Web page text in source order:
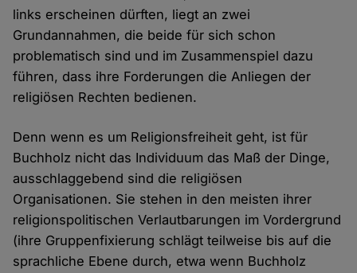
links erscheinen dürften, liegt an zwei
Grundannahmen, die beide für sich schon
problematisch sind und im Zusammenspiel dazu
führen, dass ihre Forderungen die Anliegen der
religiösen Rechten bedienen.
Denn wenn es um Religionsfreiheit geht, ist für
Buchholz nicht das Individuum das Maß der Dinge,
ausschlaggebend sind die religiösen
Organisationen. Sie stehen in den meisten ihrer
religionspolitischen Verlautbarungen im Vordergrund
(ihre Gruppenfixierung schlägt teilweise bis auf die
sprachliche Ebene durch, etwa wenn Buchholz